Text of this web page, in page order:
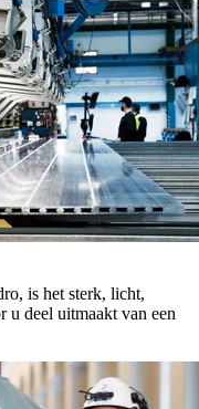
is het sterk, licht,
u deel uitmaakt van een